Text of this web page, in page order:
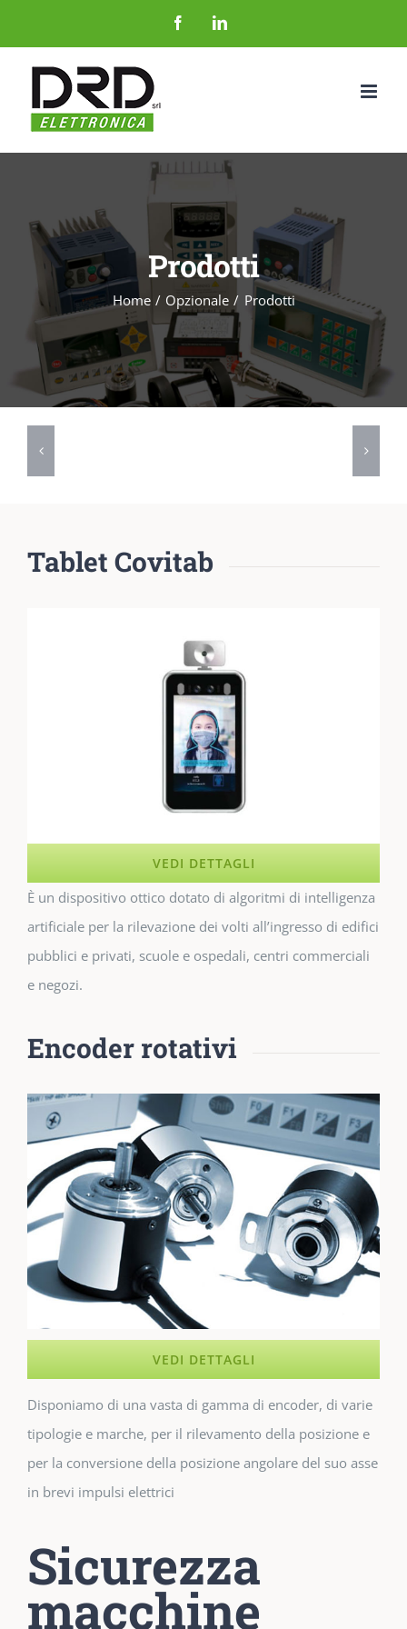
al
contenuto
FacebookLinkedIn
Prodotti
Home Opzionale Prodotti
Tablet Covitab
VEDI DETTAGLI
È un dispositivo ottico dotato di algoritmi di intelligenza
artificiale per la rilevazione dei volti all’ingresso di edifici
pubblici e privati, scuole e ospedali, centri commerciali
e negozi.
Encoder rotativi
VEDI DETTAGLI
Disponiamo di una vasta di gamma di encoder, di varie
tipologie e marche, per il rilevamento della posizione e
per la conversione della posizione angolare del suo asse
in brevi impulsi elettrici
Sicurezza
macchine